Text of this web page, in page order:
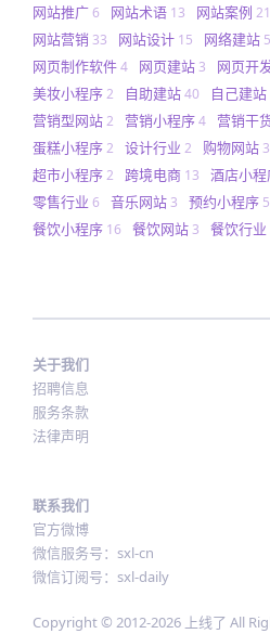
网站推广6 网站术语 13 网站案例 21
网站营销 33 网站设计 15 网络建站 5
网页制作软件4 网页建站 3 网页开
美妆小程序2 自助建站40 自己建站
营销型网站2 营销小程序4 营销干
蛋糕小程序2 设计行业 2 购物网站 3
超市小程序2 跨境电商 13 酒店小程
零售行业 6 音乐网站 3 预约小程序 5
餐饮小程序 16 餐饮网站 3 餐饮行业
关于我们
招聘信息
服务条款
法律声明
联系我们
官方微博
微信服务号：sxl-cn
微信订阅号：sxl-daily
Copyright © 2012-2026 上线了 All